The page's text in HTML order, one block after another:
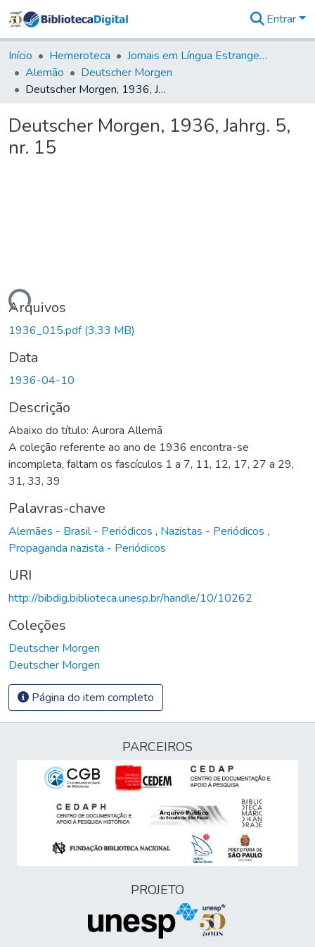
&
Coleções
Tudo na
Biblioteca
Estatísticas
Entrar
Início Hemeroteca
Jornais em Língua Estrangeira
Alemão
Deutscher Morgen
Deutscher Morgen, 1936, Jahrg. 5, nr. 15
Deutscher Morgen, 1936, Jahrg. 5,
nr. 15
Arquivos
1936_015.pdf(3,33 MB)
Data
1936-04-10
Descrição
Abaixo do título: Aurora Allemã
A coleção referente ao ano de 1936 encontra-se
incompleta, faltam os fascículos 1 a 7, 11, 12, 17, 27 a 29,
31, 33, 39
Palavras-chave
Alemães - Brasil - Periódicos , Nazistas - Periódicos ,
Propaganda nazista - Periódicos
URI
http://bibdig.biblioteca.unesp.br/handle/10/10262
Coleções
Deutscher Morgen
Deutscher Morgen
Página do item completo
PARCEIROS
PROJETO